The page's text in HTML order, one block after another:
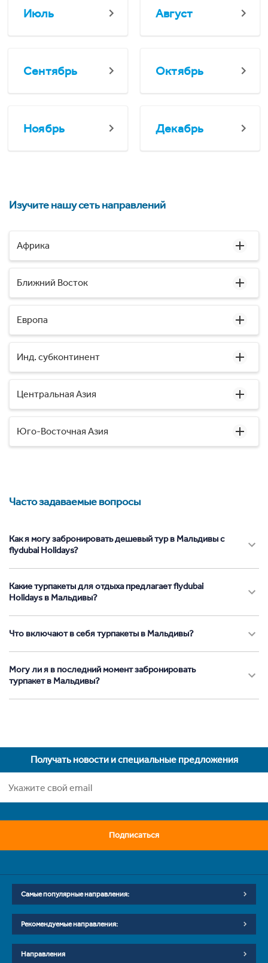
Июль Август
Сентябрь Октябрь
Ноябрь Декабрь
Изучите нашу сеть направлений
Африка
Ближний Восток
Европа
Инд. субконтинент
Центральная Азия
Юго-Восточная Азия
Часто задаваемые вопросы
Как я могу забронировать дешевый тур в Мальдивы с
flydubai Holidays?
Какие турпакеты для отдыха предлагает flydubai
Holidays в Мальдивы?
Что включают в себя турпакеты в Мальдивы?
Могу ли я в последний момент забронировать
турпакет в Мальдивы?
Получать новости и специальные предложения
Подписаться
Самые популярные направления:
Рекомендуемые направления:
Направления